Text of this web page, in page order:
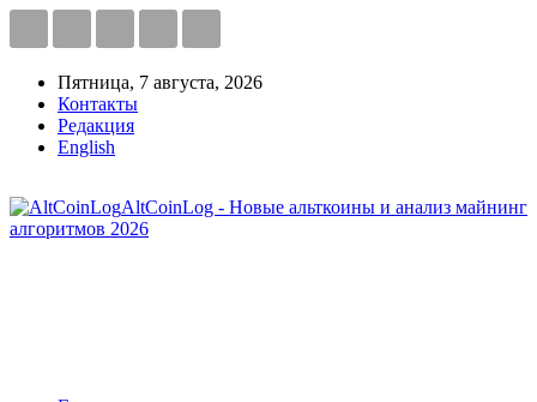
Пятница, 7 августа, 2026
Контакты
Редакция
English
AltCoinLog - Новые альткоины и анализ майнинг
алгоритмов 2026